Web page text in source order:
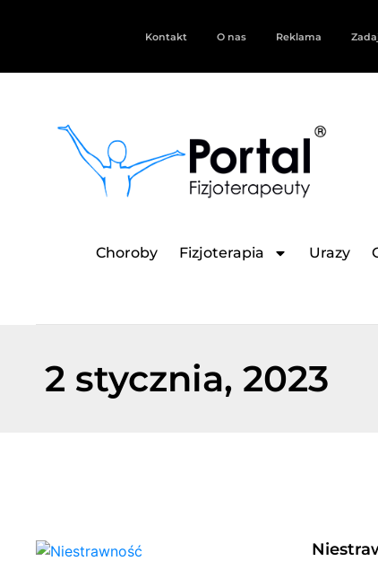
Kontakt O nas Reklama
Choroby Fizjoterapia Urazy
2 stycznia, 2023